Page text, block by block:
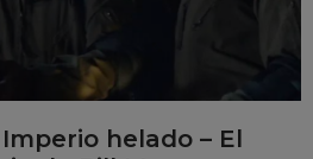
helado – El